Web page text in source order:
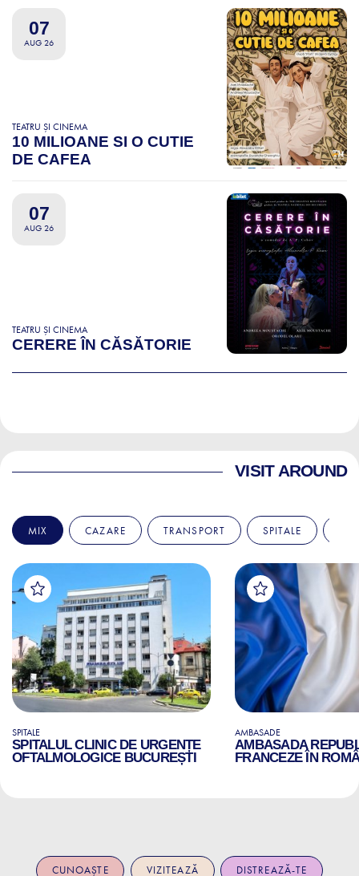
07
AUG 26
TEATRU ȘI CINEMA
10 MILIOANE SI O CUTIE
DE CAFEA
07
AUG 26
TEATRU ȘI CINEMA
CERERE ÎN CĂSĂTORIE
VISIT AROUND
MIX CAZARE TRANSPORT SPITALE
SPITALE
SPITALUL CLINIC DE URGENȚE
OFTALMOLOGICE BUCUREȘTI
AMBASADE
AMBASADA
FRANCEZE ÎN
CUNOAȘTE VIZITEAZĂ DISTREAZĂ-TE